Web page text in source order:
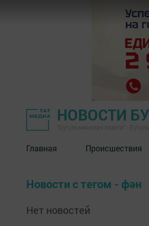
НОВОСТИ
Главная Происшествия
Новости с тегом - фән
Нет новостей